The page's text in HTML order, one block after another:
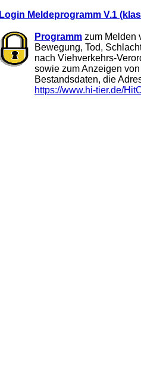
Login Meldeprogramm V.1
Programm zum Melden
Bewegung, Tod,
nach Viehverkehrs-
sowie zum Anzeigen
Bestandsdaten, die
https://www.hi-tier.de/